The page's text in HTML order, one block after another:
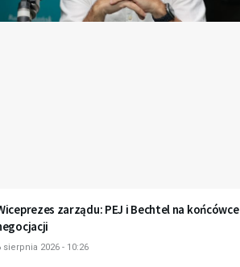
zarządu: PEJ i Bechtel na końcówce
sierpnia 2026 - 10:26